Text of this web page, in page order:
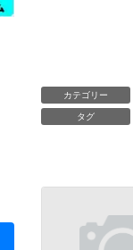
カテゴリー
タグ